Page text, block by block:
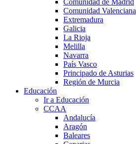
Comunidad Valenciana
Extremadura
Galicia
La Rioja
Melilla
Navarra
País Vasco
Principado de Asturias
Región de Murcia
Educación
Ir a Educación
CCAA
Andalucía
Aragón
Baleares